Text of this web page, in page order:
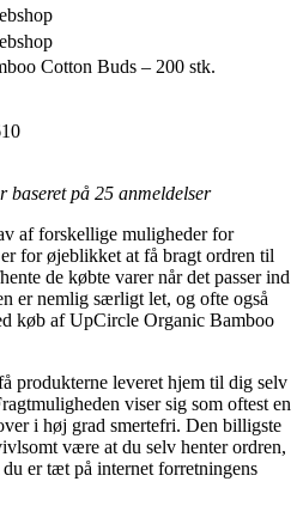
Cotton Buds – 200 stk.
baseret på 25 anmeldelser
af forskellige muligheder for
for øjeblikket at få bragt ordren til
de købte varer når det passer ind
er nemlig særligt let, og ofte også
køb af UpCircle Organic Bamboo
produkterne leveret hjem til dig selv
viser sig som oftest en
i høj grad smertefri. Den billigste
være at du selv henter ordren,
er tæt på internet forretningens